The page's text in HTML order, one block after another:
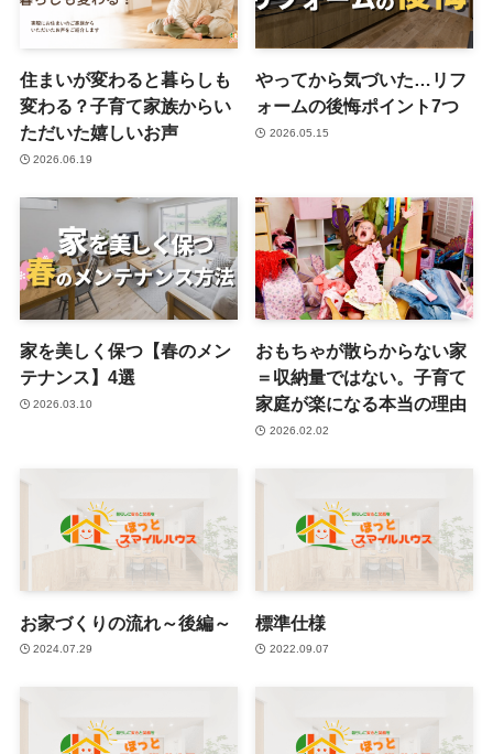
住まいが変わると暮らしも
変わる？子育て家族からい
ただいた嬉しいお声
2026.06.19
やってから気づいた…リフ
ォームの後悔ポイント7つ
2026.05.15
家を美しく保つ【春のメン
テナンス】4選
2026.03.10
おもちゃが散らからない家
＝収納量ではない。子育て
家庭が楽になる本当の理由
2026.02.02
お家づくりの流れ～後編～
2024.07.29
標準仕様
2022.09.07